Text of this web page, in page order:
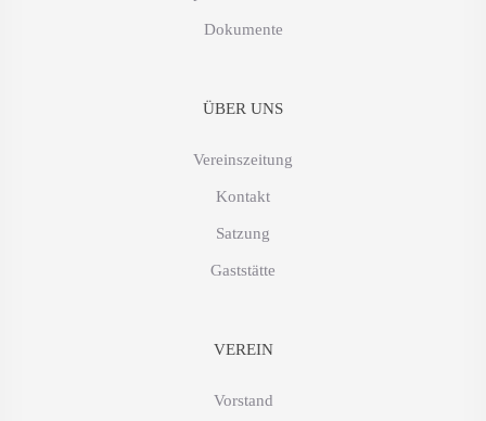
Dokumente
ÜBER UNS
Vereinszeitung
Kontakt
Satzung
Gaststätte
VEREIN
Vorstand